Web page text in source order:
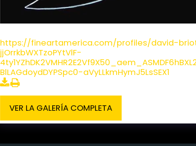
https://fineartamerica.com/profiles/david-briot/
jjOrrkbWXTzoPYtVlF-
BlLAGdoydDYPSpc0-aVyLLkmHymJ5LsSEX1
VER LA GALERÍA COMPLETA